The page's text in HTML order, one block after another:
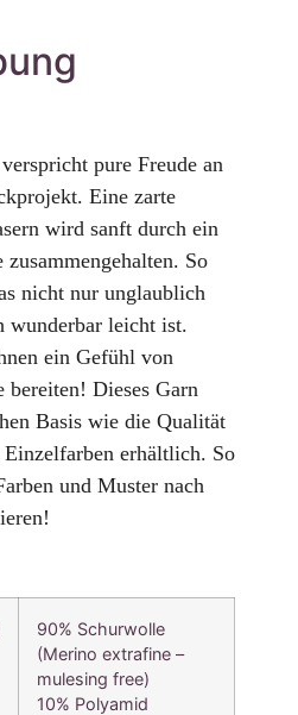
pure Freude an
Eine zarte
wird sanft durch ein
So
nicht nur unglaublich
wunderbar leicht ist.
ein Gefühl von
bereiten! Dieses Garn
Basis wie die Qualität
erhältlich. So
und Muster nach
90% Schurwolle
(Merino extrafine –
mulesing free)
10% Polyamid